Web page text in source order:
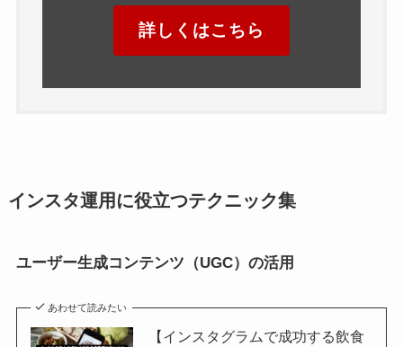
詳しくはこちら
インスタ運用に役立つテクニック集
ユーザー生成コンテンツ（UGC）の活用
あわせて読みたい
【インスタグラムで成功する飲食